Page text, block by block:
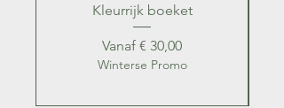
Kleurrijk boeket
Vanaf € 30,00
Verkoopprijs
Winterse Promo